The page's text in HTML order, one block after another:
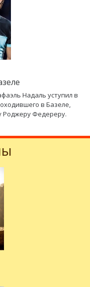
Надаль уступил в
в Базеле,
Роджеру Федереру.